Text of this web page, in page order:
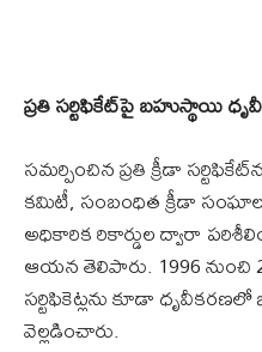
ప్రతి సర్టిఫికేట్‌పై బహుస్థాయి
సమర్పించిన ప్రతి క్రీడా
కమిటీ, సంబంధిత క్రీడా
అధికారిక రికార్డుల ద్వారా
ఆయన తెలిపారు. 1996 నుంచి
సర్టిఫికెట్లను కూడా
వెల్లడించారు.